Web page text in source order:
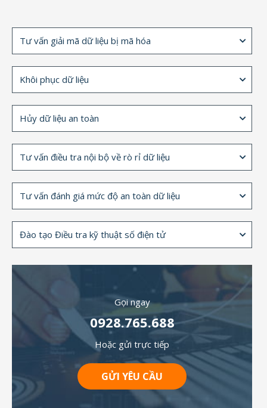
Tư vấn giải mã dữ liệu bị mã hóa
Khôi phục dữ liệu
Hủy dữ liệu an toàn
Tư vấn điều tra nội bộ về rò rỉ dữ liệu
Tư vấn đánh giá mức độ an toàn dữ liệu
Đào tạo Điều tra kỹ thuật số điện tử
Gọi ngay
0928.765.688
Hoặc gửi trực tiếp
GỬI YÊU CẦU